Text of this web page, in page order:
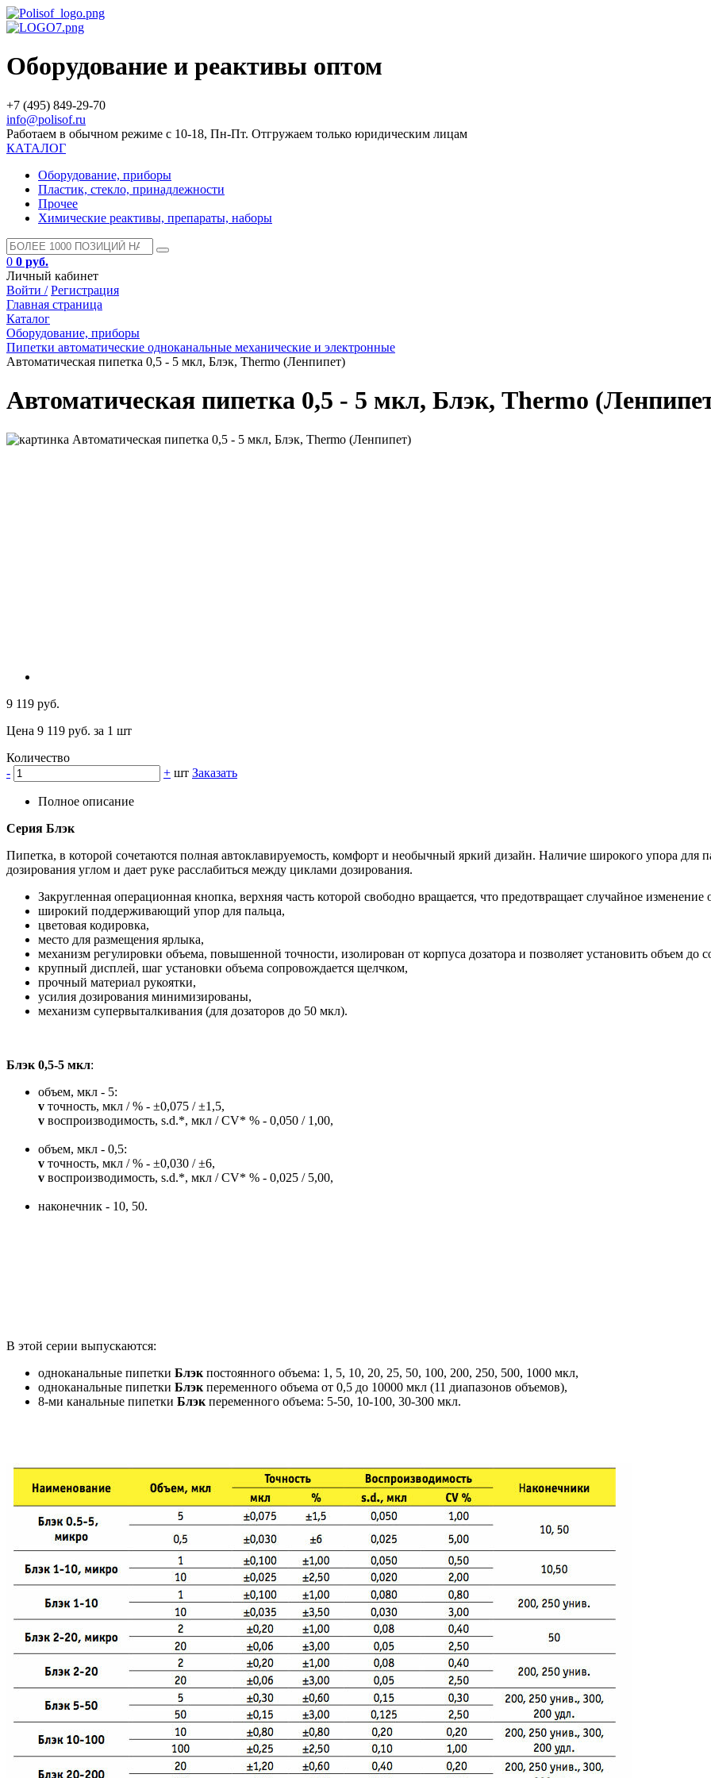
Оборудование и реактивы оптом
+7 (495) 849-29-70
info@polisof.ru
Работаем в обычном режиме с 10-18, Пн-Пт. Отгружаем только юридическим лицам
КАТАЛОГ
Оборудование, приборы
Пластик, стекло, принадлежности
Прочее
Химические реактивы, препараты, наборы
0 0 руб.
Личный кабинет
Войти / Регистрация
Главная страница
Каталог
Оборудование, приборы
Пипетки автоматические одноканальные механические и электронные
Автоматическая пипетка 0,5 - 5 мкл, Блэк, Thermo (Ленпипет)
Автоматическая пипетка 0,5 - 5 мкл, Блэк, Thermo
9 119 руб.
Цена 9 119 руб. за 1 шт
Количество
-
+ шт Заказать
Полное описание
Серия Блэк
Пипетка, в которой сочетаются полная автоклавируемость, комфорт и необычный яркий дизайн. Наличие широкого упора для
дозирования углом и дает руке расслабиться между циклами дозирования.
Закругленная операционная кнопка, верхняя часть которой свободно вращается, что предотвращает случайное изменение
широкий поддерживающий упор для пальца,
цветовая кодировка,
место для размещения ярлыка,
механизм регулировки объема, повышенной точности, изолирован от корпуса дозатора и позволяет установить объем до
крупный дисплей, шаг установки объема сопровождается щелчком,
прочный материал рукоятки,
усилия дозирования минимизированы,
механизм супервыталкивания (для дозаторов до 50 мкл).
Блэк 0,5-5 мкл:
объем, мкл - 5:
v точность, мкл / % - ±0,075 / ±1,5,
v воспроизводимость, s.d.*, мкл / CV* % - 0,050 / 1,00,
объем, мкл - 0,5:
v точность, мкл / % - ±0,030 / ±6,
v воспроизводимость, s.d.*, мкл / CV* % - 0,025 / 5,00,
наконечник - 10, 50.
В этой серии выпускаются:
одноканальные пипетки Блэк постоянного объема: 1, 5, 10, 20, 25, 50, 100, 200, 250, 500, 1000 мкл,
одноканальные пипетки Блэк переменного объема от 0,5 до 10000 мкл (11 диапазонов объемов),
8-ми канальные пипетки Блэк переменного объема: 5-50, 10-100, 30-300 мкл.